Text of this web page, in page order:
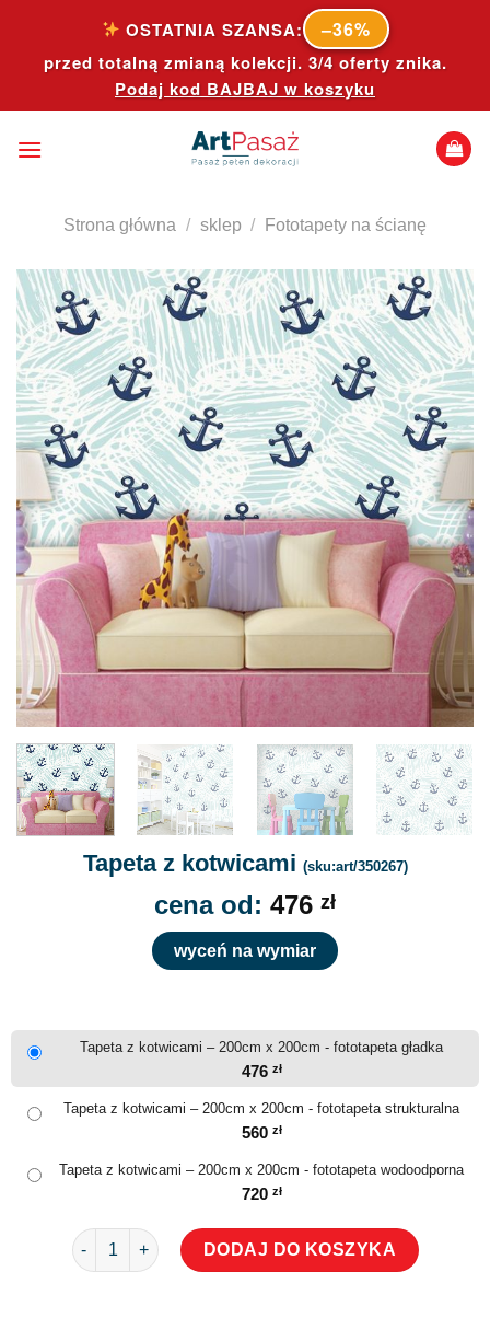
content
OSTATNIA SZANSA: –36%
przed totalną zmianą kolekcji. 3/4 oferty znika.
Podaj kod BAJBAJ w koszyku
Strona główna / sklep / Fototapety na ścianę
Tapeta z kotwicami (sku:art/350267)
cena od: 476 zł
wyceń na wymiar
Tapeta z kotwicami – 200cm x 200cm - fototapeta gładka
476 zł
Tapeta z kotwicami – 200cm x 200cm - fototapeta strukturalna
560 zł
Tapeta z kotwicami – 200cm x 200cm - fototapeta wodoodporna
720 zł
ilość Tapeta z kotwicami
DODAJ DO KOSZYKA